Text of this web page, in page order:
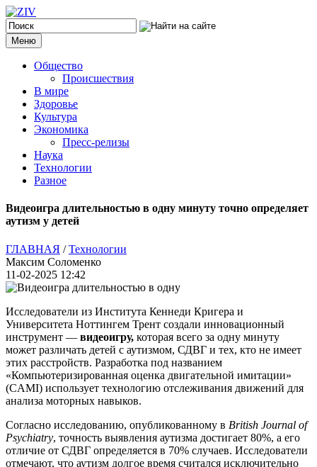
Меню
Общество
Происшествия
В мире
Здоровье
Культура
Экономика
Пресс-релизы
Наука
Технологии
Разное
Видеоигра длительностью в одну минуту точно определяет
аутизм у детей
ГЛАВНАЯ /Технологии
Максим Соломенко
11-02-2025 12:42
Исследователи из Института Кеннеди Кригера и
Университета Ноттингем Трент создали инновационный
инструмент — видеоигру, которая всего за одну минуту
может различать детей с аутизмом, СДВГ и тех, кто не имеет
этих расстройств. Разработка под названием
«Компьютеризированная оценка двигательной имитации»
(CAMI) использует технологию отслеживания движений для
анализа моторных навыков.
Согласно исследованию, опубликованному в British Journal of
Psychiatry, точность выявления аутизма достигает 80%, а его
отличие от СДВГ определяется в 70% случаев. Исследователи
отмечают, что аутизм долгое время считался исключительно